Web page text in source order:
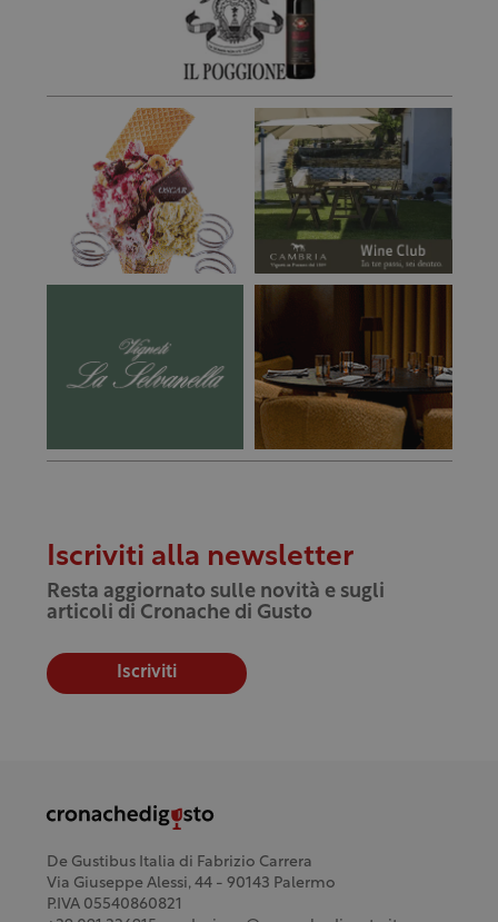
Iscriviti alla newsletter
Resta aggiornato sulle novità e sugli
articoli di Cronache di Gusto
Iscriviti
De Gustibus Italia di Fabrizio Carrera
Via Giuseppe Alessi, 44 - 90143 Palermo
P.IVA 05540860821